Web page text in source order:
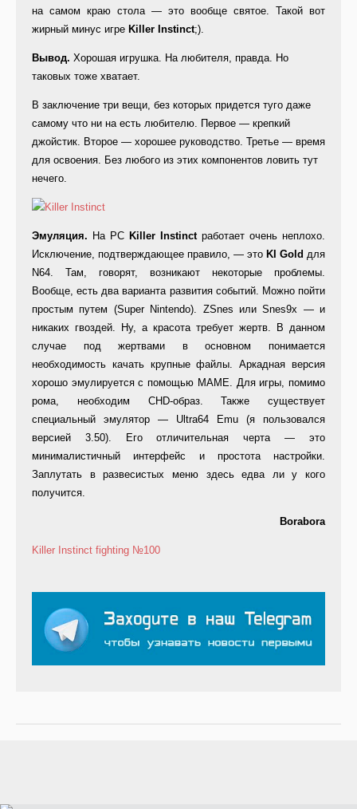
на самом краю стола — это вообще святое. Такой вот
жирный минус игре Killer Instinct;).
Вывод. Хорошая игрушка. На любителя, правда. Но
таковых тоже хватает.
В заключение три вещи, без которых придется туго даже
самому что ни на есть любителю. Первое — крепкий
джойстик. Второе — хорошее руководство. Третье — время
для освоения. Без любого из этих компонентов ловить тут
нечего.
Эмуляция. На PC Killer Instinctработает очень неплохо.
Исключение, подтверждающее правило, — это KI Gold для
N64. Там, говорят, возникают некоторые проблемы.
Вообще, есть два варианта развития событий. Можно пойти
простым путем (Super Nintendo). ZSnes или Snes9x — и
никаких гвоздей. Ну, а красота требует жертв. В данном
случае под жертвами в основном понимается
необходимость качать крупные файлы. Аркадная версия
хорошо эмулируется с помощью MAME. Для игры, помимо
рома, необходим CHD-образ. Также существует
специальный эмулятор — Ultra64 Emu (я пользовался
версией 3.50). Его отличительная черта — это
минималистичный интерфейс и простота настройки.
Заплутать в развесистых меню здесь едва ли у кого
получится.
Borabora
Killer Instinct fighting №100